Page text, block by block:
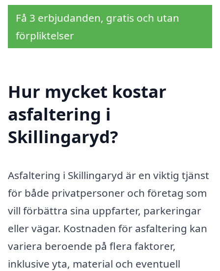
Få 3 erbjudanden, gratis och utan
förpliktelser
Hur mycket kostar
asfaltering i
Skillingaryd?
Asfaltering i Skillingaryd är en viktig tjänst
för både privatpersoner och företag som
vill förbättra sina uppfarter, parkeringar
eller vägar. Kostnaden för asfaltering kan
variera beroende på flera faktorer,
inklusive yta, material och eventuell